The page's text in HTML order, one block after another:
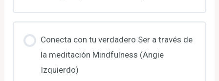
Conecta con tu verdadero Ser a través de
la meditación Mindfulness (Angie
Izquierdo)